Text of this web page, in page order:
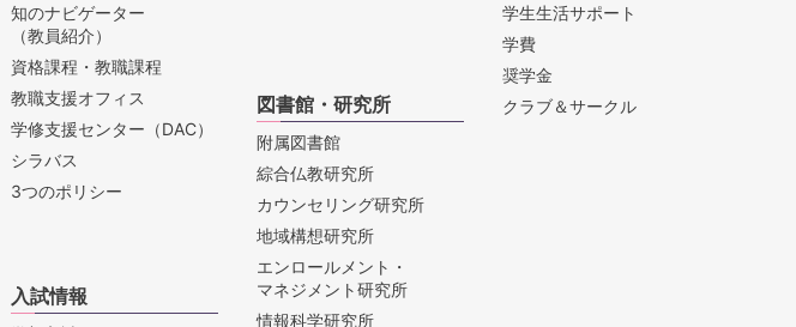
知のナビゲーター
（教員紹介）
資格課程・教職課程
教職支援オフィス
学修支援センター（DAC）
シラバス
3つのポリシー
学生生活サポート
学費
奨学金
クラブ＆サークル
入試情報
図書館・研究所
附属図書館
綜合仏教研究所
カウンセリング研究所
地域構想研究所
エンロールメント・
マネジメント研究所
情報科学研究所